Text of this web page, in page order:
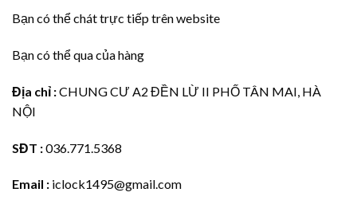
Bạn có thể chát trực tiếp trên website
Bạn có thể qua của hàng
Địa chỉ :CHUNG CƯ A2 ĐỀN LỪ II PHỐ TÂN MAI, HÀ
NỘI
SĐT :036.771.5368
Email : iclock1495@gmail.com